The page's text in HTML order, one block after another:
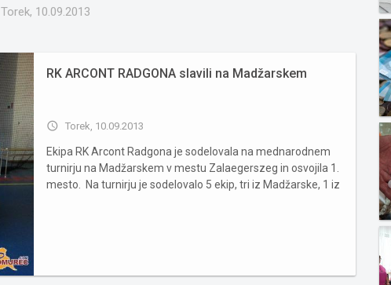
Torek, 10.09.2013
RK ARCONT RADGONA slavili na Madžarskem
access_time Torek, 10.09.2013
Ekipa RK Arcont Radgona je sodelovala na mednarodnem
turnirju na Madžarskem v mestu Zalaegerszeg in osvojila 1.
mesto. Na turnirju je sodelovalo 5 ekip, tri iz Madžarske, 1 iz